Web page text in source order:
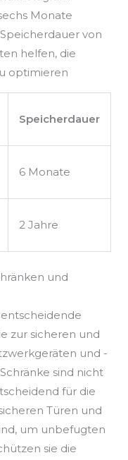
Monate
von
helfen, die
optimieren
Speicherdauer
6 Monate
2 Jahre
und
zur sicheren und
und -
sind nicht
für die
Türen und
um unbefugten
sie die